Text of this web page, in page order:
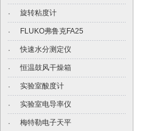
· 旋转粘度计
· FLUKO弗鲁克FA25
· 快速水分测定仪
· 恒温鼓风干燥箱
· 实验室酸度计
· 实验室电导率仪
· 梅特勒电子天平